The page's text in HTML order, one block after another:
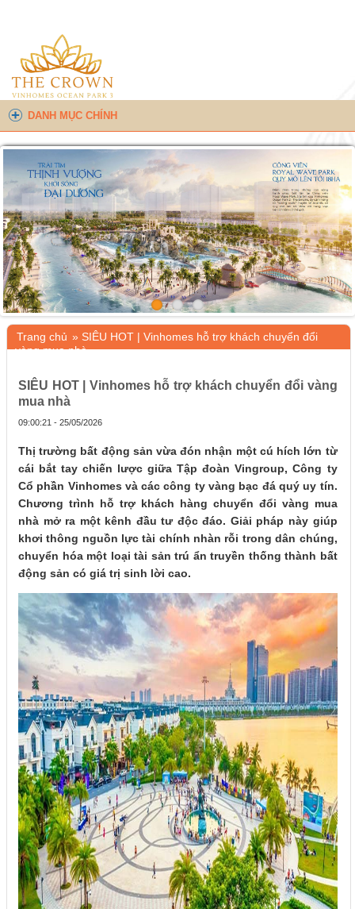
DANH MỤC CHÍNH
Trang chủ » SIÊU HOT | Vinhomes hỗ trợ khách chuyển đổi
vàng mua nhà
SIÊU HOT | Vinhomes hỗ trợ khách chuyển đổi vàng
mua nhà
09:00:21 - 25/05/2026
Thị trường bất động sản vừa đón nhận một cú hích lớn từ
cái bắt tay chiến lược giữa Tập đoàn Vingroup, Công ty
Cổ phần Vinhomes và các công ty vàng bạc đá quý uy tín.
Chương trình hỗ trợ khách hàng chuyển đổi vàng mua
nhà mở ra một kênh đầu tư độc đáo. Giải pháp này giúp
khơi thông nguồn lực tài chính nhàn rỗi trong dân chúng,
chuyển hóa một loại tài sản trú ẩn truyền thống thành bất
động sản có giá trị sinh lời cao.